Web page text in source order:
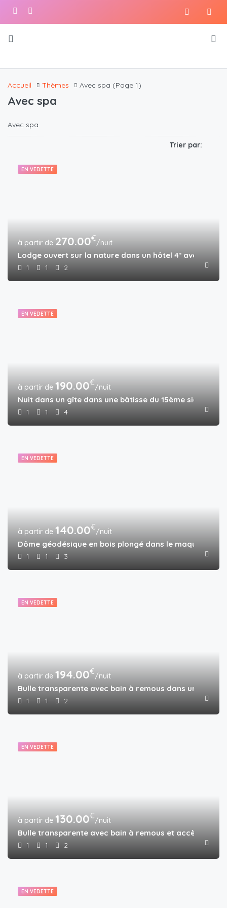
Accueil Thèmes Avec spa (Page 1)
Avec spa
Avec spa
Trier par:
EN VEDETTE
270.00€/nuit
Lodge ouvert sur la nature dans un hôtel 4* avec
1 1 2
EN VEDETTE
190.00€/nuit
Nuit dans un gîte dans une bâtisse du 15ème siècle
1 1 4
EN VEDETTE
140.00€/nuit
Dôme géodésique en bois plongé dans le maquis
1 1 3
EN VEDETTE
194.00€/nuit
Bulle transparente avec bain à remous dans une forêt
1 1 2
EN VEDETTE
130.00€/nuit
Bulle transparente avec bain à remous et accès piscine
1 1 2
EN VEDETTE